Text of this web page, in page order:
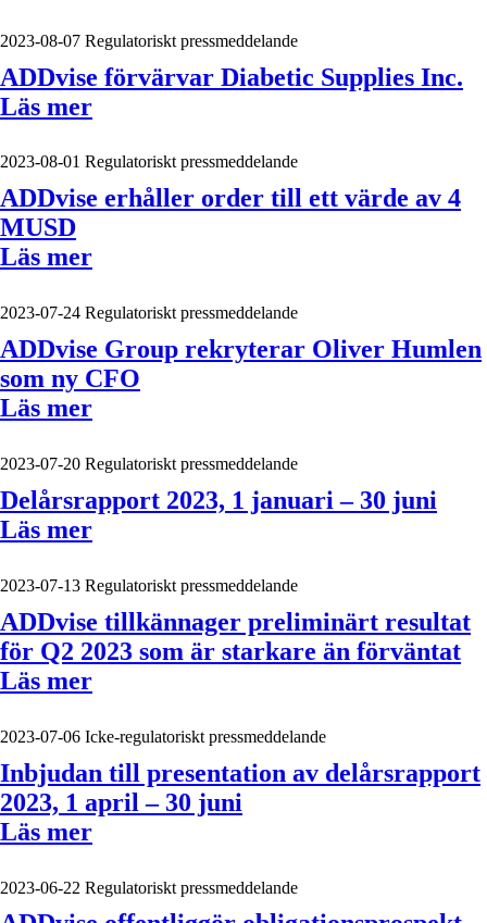
2023-08-07 Regulatoriskt pressmeddelande
ADDvise förvärvar Diabetic Supplies Inc.
Läs mer
2023-08-01 Regulatoriskt pressmeddelande
ADDvise erhåller order till ett värde av 4
MUSD
Läs mer
2023-07-24 Regulatoriskt pressmeddelande
ADDvise Group rekryterar Oliver Humlen
som ny CFO
Läs mer
2023-07-20 Regulatoriskt pressmeddelande
Delårsrapport 2023, 1 januari – 30 juni
Läs mer
2023-07-13 Regulatoriskt pressmeddelande
ADDvise tillkännager preliminärt resultat
för Q2 2023 som är starkare än förväntat
Läs mer
2023-07-06 Icke-regulatoriskt pressmeddelande
Inbjudan till presentation av delårsrapport
2023, 1 april – 30 juni
Läs mer
2023-06-22 Regulatoriskt pressmeddelande